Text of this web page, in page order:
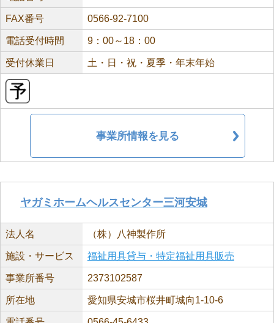
FAX番号 0566-92-7100
電話受付時間 9：00～18：00
受付休業日 土・日・祝・夏季・年末年始
事業所情報を見る
ヤガミホームヘルスセンター三河安城
法人名 （株）八神製作所
施設・サービス 福祉用具貸与・特定福祉用具販売
事業所番号 2373102587
所在地 愛知県安城市桜井町城向1-10-6